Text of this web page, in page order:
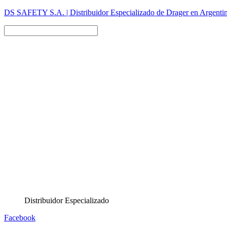
DS SAFETY S.A. | Distribuidor Especializado de Drager en
Distribuidor Especializado
Facebook